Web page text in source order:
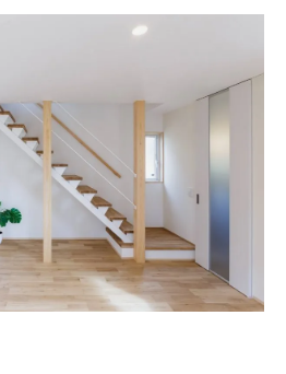
解説
生活に与える影響と、専門
後悔しないために｜相談の
とまとめ